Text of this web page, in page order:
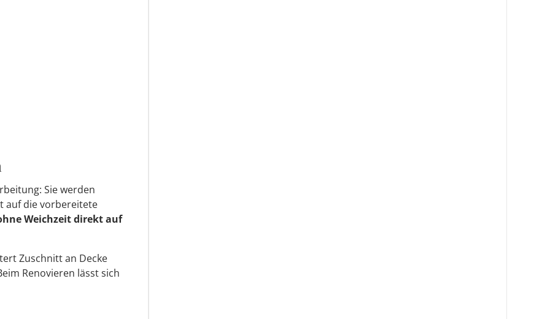
Sie werden
auf die vorbereitete
Weichzeit direkt auf
Zuschnitt an Decke
Renovieren lässt sich